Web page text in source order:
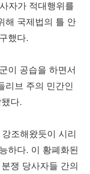
자가 적대행위를
해 국제법의 틀 안
했다.
이 공습을 하면서
리브 주의 민간인
다.
조해왔듯이 시리
하다. 이 황폐화된
쟁 당사자들 간의